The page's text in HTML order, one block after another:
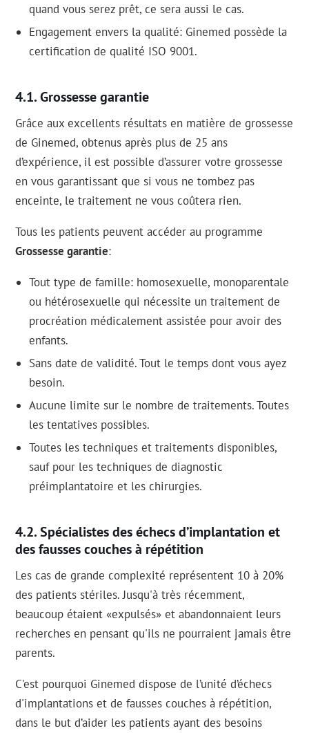
quand vous serez prêt, ce sera aussi le cas.
Engagement envers la qualité: Ginemed possède la
certification de qualité ISO 9001.
Grossesse garantie
Grâce aux excellents résultats en matière de grossesse
de Ginemed, obtenus après plus de 25 ans
d’expérience, il est possible d’assurer votre grossesse
en vous garantissant que si vous ne tombez pas
enceinte, le traitement ne vous coûtera rien.
Tous les patients peuvent accéder au programme
Grossesse garantie:
Tout type de famille: homosexuelle, monoparentale
ou hétérosexuelle qui nécessite un traitement de
procréation médicalement assistée pour avoir des
enfants.
Sans date de validité. Tout le temps dont vous ayez
besoin.
Aucune limite sur le nombre de traitements. Toutes
les tentatives possibles.
Toutes les techniques et traitements disponibles,
sauf pour les techniques de diagnostic
préimplantatoire et les chirurgies.
Spécialistes des échecs d’implantation et
des fausses couches à répétition
Les cas de grande complexité représentent 10 à 20%
des patients stériles. Jusqu'à très récemment,
beaucoup étaient «expulsés» et abandonnaient leurs
recherches en pensant qu'ils ne pourraient jamais être
parents.
C'est pourquoi Ginemed dispose de l’unité d’échecs
d'implantations et de fausses couches à répétition,
dans le but d’aider les patients ayant des besoins